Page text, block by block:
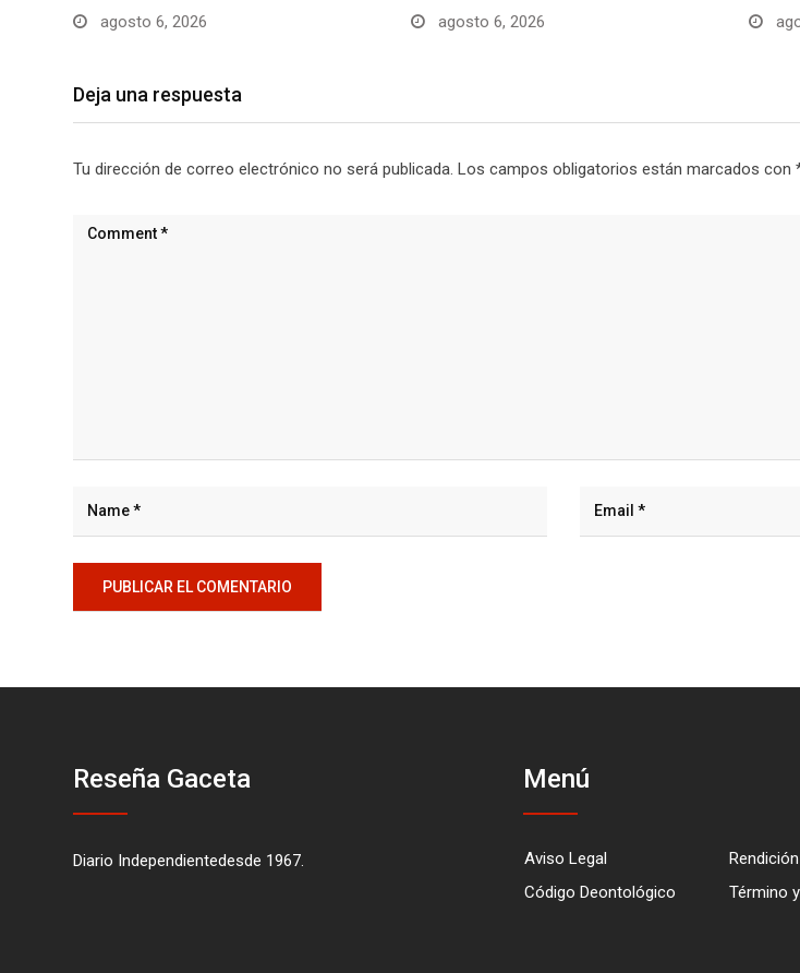
agosto 6, 2026 agosto 6, 2026
Deja una respuesta
Tu dirección de correo electrónico no será publicada. Los campos obligatorios están marcados con
Reseña Gaceta
Diario Independientedesde 1967.
Menú
Aviso Legal
Código Deontológico
Término